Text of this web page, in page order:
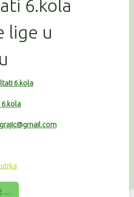
6.kola
lige u
6.kola
6.kola
…